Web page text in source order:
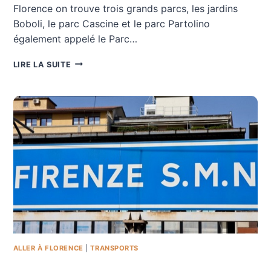
Florence on trouve trois grands parcs, les jardins
Boboli, le parc Cascine et le parc Partolino
également appelé le Parc…
LIRE LA SUITE LES
FLORENCE
ALLER À FLORENCE |TRANSPORTS